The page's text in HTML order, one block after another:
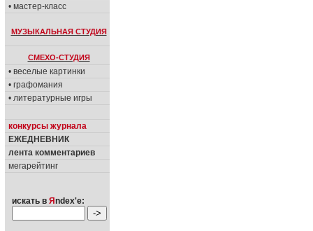
• мастер-класс
МУЗЫКАЛЬНАЯ СТУДИЯ
СМЕХО-СТУДИЯ
• веселые картинки
• графомания
• литературные игры
конкурсы журнала
ЕЖЕДНЕВНИК
лента комментариев
мегарейтинг
искать в Я ndex'е: